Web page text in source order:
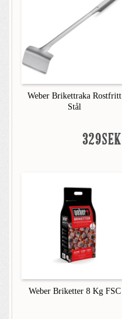
Weber Brikettraka Rostfritt
Stål
329SEK
Weber Briketter 8 Kg FSC